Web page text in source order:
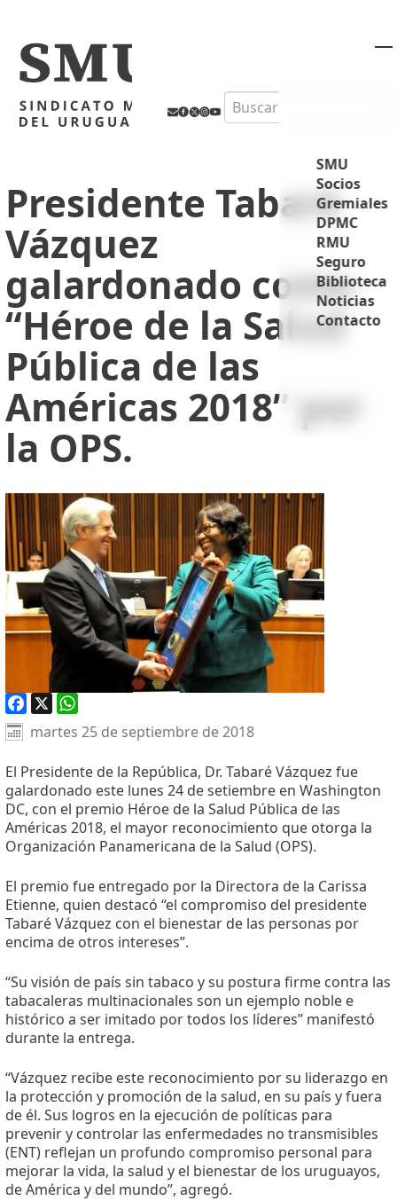
Search
SMU
Socios
Gremiales
DPMC
RMU
Seguro
Biblioteca
Noticias
Contacto
Presidente Tabaré
Vázquez
galardonado como
“Héroe de la Salud
Pública de las
Américas 2018” por
la OPS.
Facebook
X WhatsApp
martes 25 de septiembre de 2018
El Presidente de la República, Dr. Tabaré Vázquez fue
galardonado este lunes 24 de setiembre en Washington
DC, con el premio Héroe de la Salud Pública de las
Américas 2018, el mayor reconocimiento que otorga la
Organización Panamericana de la Salud (OPS).
El premio fue entregado por la Directora de la Carissa
Etienne, quien destacó “el compromiso del presidente
Tabaré Vázquez con el bienestar de las personas por
encima de otros intereses”.
“Su visión de país sin tabaco y su postura firme contra las
tabacaleras multinacionales son un ejemplo noble e
histórico a ser imitado por todos los líderes” manifestó
durante la entrega.
“Vázquez recibe este reconocimiento por su liderazgo en
la protección y promoción de la salud, en su país y fuera
de él. Sus logros en la ejecución de políticas para
prevenir y controlar las enfermedades no transmisibles
(ENT) reflejan un profundo compromiso personal para
mejorar la vida, la salud y el bienestar de los uruguayos,
de América y del mundo”, agregó.